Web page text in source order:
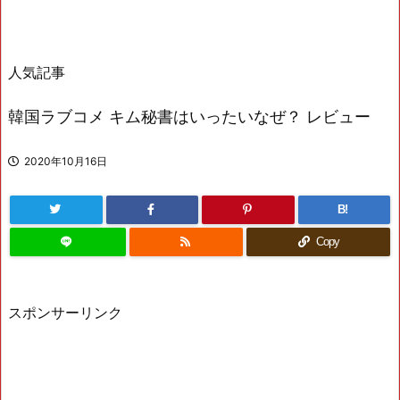
人気記事
韓国ラブコメ キム秘書はいったいなぜ？ レビュー
2020年10月16日
B!
Copy
スポンサーリンク